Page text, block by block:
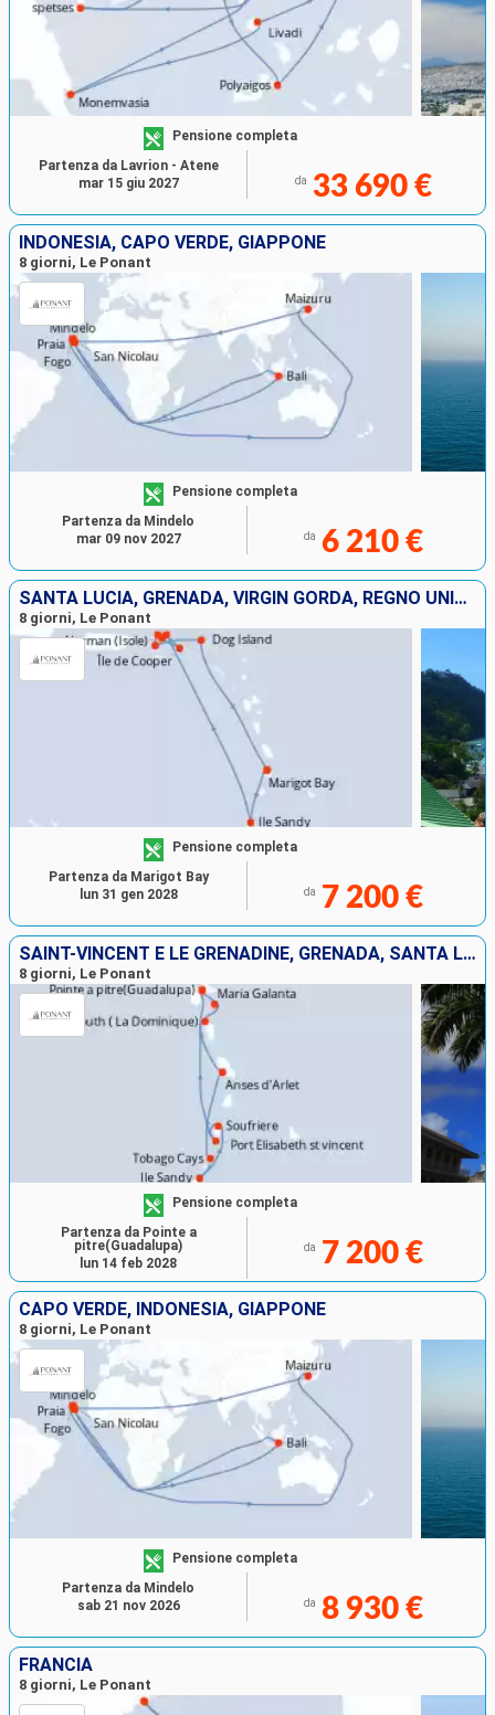
Pensione completa
da 33 690 €
Partenza da Lavrion - Atene
mar 15 giu 2027
INDONESIA, CAPO VERDE, GIAPPONE
8 giorni, Le Ponant
Pensione completa
da 6 210 €
Partenza da Mindelo
mar 09 nov 2027
SANTA LUCIA, GRENADA, VIRGIN GORDA, REGNO UNITO, NORMAN ISLAND, JOST VAN DYKE, ANTIGUA E BARBUDA
8 giorni, Le Ponant
Pensione completa
da 7 200 €
Partenza da Marigot Bay
lun 31 gen 2028
SAINT-VINCENT E LE GRENADINE, GRENADA, SANTA LUCIA, DOMINICA, GUADALUPA
8 giorni, Le Ponant
Pensione completa
da 7 200 €
Partenza da Pointe a
pitre(Guadalupa)
lun 14 feb 2028
CAPO VERDE, INDONESIA, GIAPPONE
8 giorni, Le Ponant
Pensione completa
da 8 930 €
Partenza da Mindelo
sab 21 nov 2026
FRANCIA
8 giorni, Le Ponant